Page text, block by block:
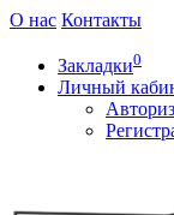
О нас Контакты
Закладки0
Личный